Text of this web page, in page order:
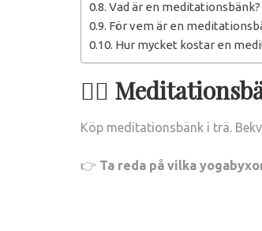
Vad är en meditationsbänk?
För vem är en
Hur mycket kostar en
🧘‍♀️
Köp meditationsbänk i trä.
👉 Ta reda på vilka